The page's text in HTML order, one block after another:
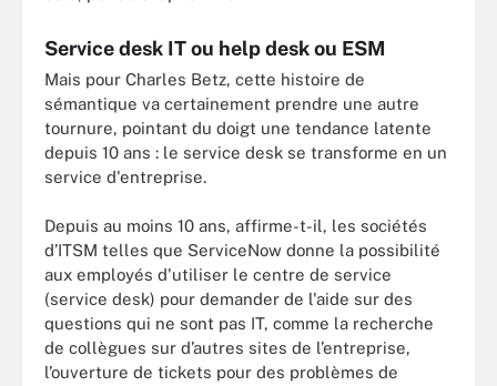
Service desk IT ou help desk ou ESM
Mais pour Charles Betz, cette histoire de
sémantique va certainement prendre une autre
tournure, pointant du doigt une tendance latente
depuis 10 ans : le service desk se transforme en un
service d'entreprise.
Depuis au moins 10 ans, affirme-t-il, les sociétés
d’ITSM telles que ServiceNow donne la possibilité
aux employés d'utiliser le centre de service
(service desk) pour demander de l'aide sur des
questions qui ne sont pas IT, comme la recherche
de collègues sur d’autres sites de l’entreprise,
l’ouverture de tickets pour des problèmes de